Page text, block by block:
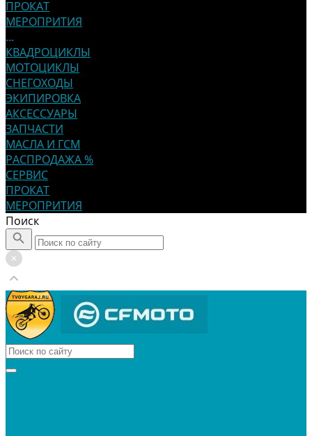
ПРОКАТ
МЕРОПРИТИЯ
...
КВАДРОЦИКЛЫ
МОТОЦИКЛЫ
СНЕГОХОДЫ
ЭКИПИРОВКА
АКСЕССУАРЫ
ЗАПЧАСТИ
МАСЛА И ГСМ
РАСПРОДАЖА %
СЕРВИС
ПРОКАТ
МЕРОПРИТИЯ
Поиск